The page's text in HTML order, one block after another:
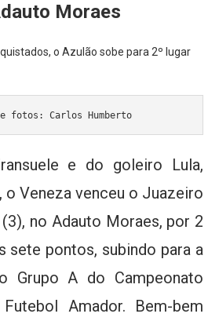
Moraes
o Azulão sobe para 2º lugar
fotos: Carlos Humberto
e do goleiro Lula,
o Veneza venceu o Juazeiro
no Adauto Moraes, por 2
sete pontos, subindo para a
Grupo A do Campeonato
Amador. Bem-bem